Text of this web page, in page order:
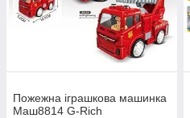
Пожежна іграшкова машинка
Маш8814 G-Rich